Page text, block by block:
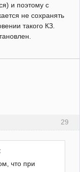
и поэтому с
не сохранять
такого КЗ.
29
что при